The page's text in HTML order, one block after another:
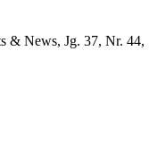
& News, Jg. 37, Nr. 44,